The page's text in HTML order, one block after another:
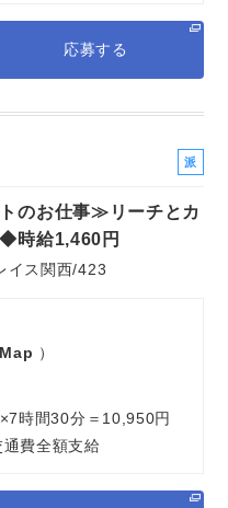
応募する
派
社
のお仕事≫リーチとカ
時給1,460円
イス関西/423
）
時間30分＝10,950円
費全額支給